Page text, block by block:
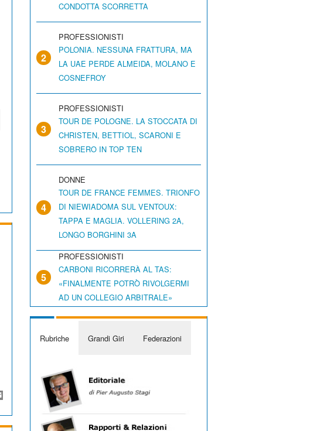
CONDOTTA SCORRETTA
2
PROFESSIONISTI
POLONIA. NESSUNA FRATTURA, MA
LA UAE PERDE ALMEIDA, MOLANO E
COSNEFROY
3
PROFESSIONISTI
TOUR DE POLOGNE. LA STOCCATA DI
CHRISTEN, BETTIOL, SCARONI E
SOBRERO IN TOP TEN
4
DONNE
TOUR DE FRANCE FEMMES. TRIONFO
DI NIEWIADOMA SUL VENTOUX:
TAPPA E MAGLIA. VOLLERING 2A,
LONGO BORGHINI 3A
5
PROFESSIONISTI
CARBONI RICORRERÀ AL TAS:
«FINALMENTE POTRÒ RIVOLGERMI
AD UN COLLEGIO ARBITRALE»
Rubriche Grandi Giri Federazioni